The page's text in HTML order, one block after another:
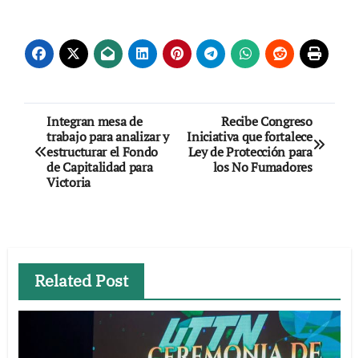
Navegación
de
entradas
Integran mesa de
trabajo para analizar y
estructurar el Fondo
de Capitalidad para
Victoria
Recibe Congreso
Iniciativa que fortalece
Ley de Protección para
los No Fumadores
Related Post